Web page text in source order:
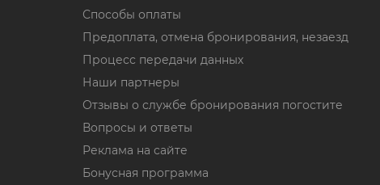
Способы оплаты
Предоплата, отмена бронирования, незаезд
Процесс передачи данных
Наши партнеры
Отзывы о службе бронирования погостите
Вопросы и ответы
Реклама на сайте
Бонусная программа